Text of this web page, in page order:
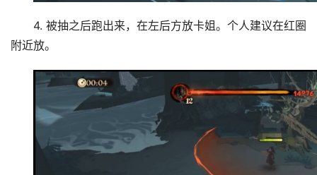
4. 被抽之后跑出来，在左后方放卡姐。个人建议在红圈
附近放。